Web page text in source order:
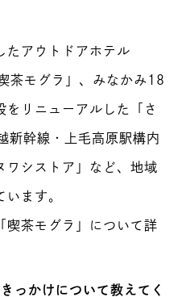
アウトドアホテル
茶モグラ」、みなかみ18
をリニューアルした「さ
新幹線・上毛高原駅構内
ワシストア」など、地域
ます。
喫茶モグラ」について詳
っかけについて教えてく